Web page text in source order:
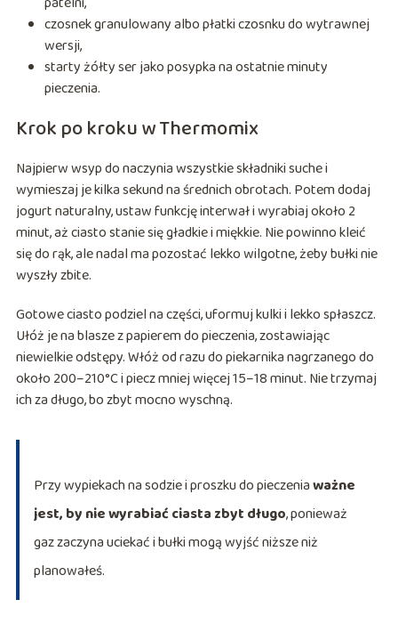
czosnek granulowany albo płatki czosnku do wytrawnej
wersji,
starty żółty ser jako posypka na ostatnie minuty
pieczenia.
Krok po kroku w Thermomix
Najpierw wsyp do naczynia wszystkie składniki suche i
wymieszaj je kilka sekund na średnich obrotach. Potem dodaj
jogurt naturalny, ustaw funkcję interwał i wyrabiaj około 2
minut, aż ciasto stanie się gładkie i miękkie. Nie powinno kleić
się do rąk, ale nadal ma pozostać lekko wilgotne, żeby bułki nie
wyszły zbite.
Gotowe ciasto podziel na części, uformuj kulki i lekko spłaszcz.
Ułóż je na blasze z papierem do pieczenia, zostawiając
niewielkie odstępy. Włóż od razu do piekarnika nagrzanego do
około 200–210°C i piecz mniej więcej 15–18 minut. Nie trzymaj
ich za długo, bo zbyt mocno wyschną.
Przy wypiekach na sodzie i proszku do pieczeniaważne
jest, by nie wyrabiać ciasta zbyt długo, ponieważ
gaz zaczyna uciekać i bułki mogą wyjść niższe niż
planowałeś.